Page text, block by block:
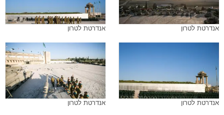
אנדרטת לטרון אנדרטת לטרון
אנדרטת לטרון אנדרטת לטרון